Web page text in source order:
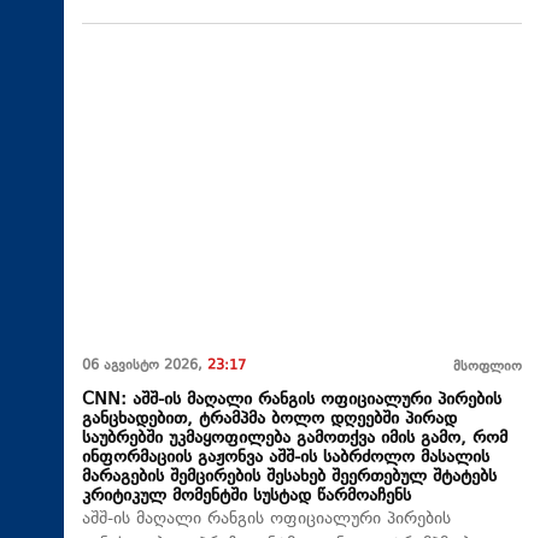
06 აგვისტო 2026, 23:17 მსოფლიო
CNN: აშშ-ის მაღალი რანგის ოფიციალური პირების
განცხადებით, ტრამპმა ბოლო დღეებში პირად
საუბრებში უკმაყოფილება გამოთქვა იმის გამო, რომ
ინფორმაციის გაჟონვა აშშ-ის საბრძოლო მასალის
მარაგების შემცირების შესახებ შეერთებულ შტატებს
კრიტიკულ მომენტში სუსტად წარმოაჩენს
აშშ-ის მაღალი რანგის ოფიციალური პირების